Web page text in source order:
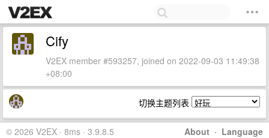
Cify
V2EX member #593257, joined on 2022-09-03 11:49:38
+08:00
切换主题列表
About · Language
© 2026 V2EX · 8ms · 3.9.8.5